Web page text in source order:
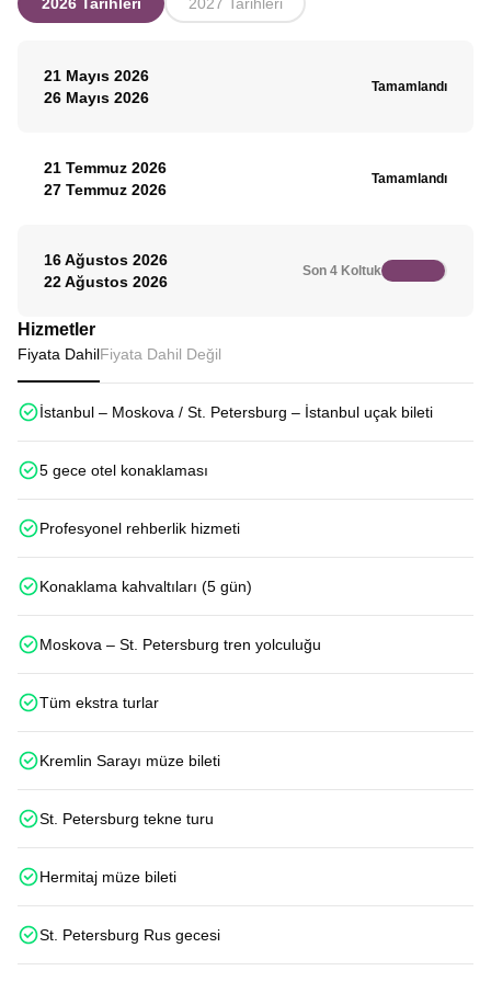
yılında kurularak, zaman içinde birçok çariçe
rağmen rahibeler bu karara engel olmayı
başarmışlardır. Gezi kapsamında ve manastırın
Moskova otelimizde.
yıllar içinde daha birçok ünlüyü ağırlamış.
otelimizde.
21 Mayıs 2026
26 Mayıs 2026
Tamamlandı
21 Temmuz 2026
27 Temmuz 2026
Tamamlandı
16 Ağustos 2026
22 Ağustos 2026
Son 4 Koltuk
Hizmetler
Fiyata DahilFiyata Dahil Değil
İstanbul – Moskova / St. Petersburg – İstanbul uçak bileti
5 gece otel konaklaması
Profesyonel rehberlik hizmeti
Konaklama kahvaltıları (5 gün)
Moskova – St. Petersburg tren yolculuğu
Tüm ekstra turlar
Kremlin Sarayı müze bileti
St. Petersburg tekne turu
Hermitaj müze bileti
St. Petersburg Rus gecesi